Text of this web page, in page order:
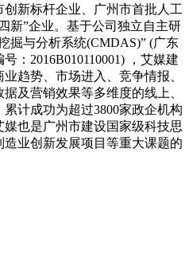
新标杆企业、广州市首批人工
新”企业。基于公司独立自主研
掘与分析系统(CMDAS)” (广东
：2016B010110001) ，艾媒建
趋势、市场进入、竞争情报、
及营销效果等多维度的线上、
计成功为超过3800家政企机构
也是广州市建设国家级科技思
业创新发展项目等重大课题的